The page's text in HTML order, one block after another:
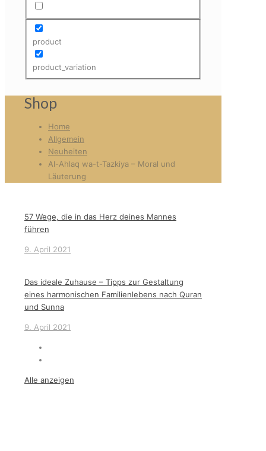
product
product_variation
Shop
Home
Allgemein
Neuheiten
Al-Ahlaq wa-t-Tazkiya – Moral und
Läuterung
57 Wege, die in das Herz deines Mannes
führen
9. April 2021
Das ideale Zuhause – Tipps zur Gestaltung
eines harmonischen Familienlebens nach Quran
und Sunna
9. April 2021
Alle anzeigen